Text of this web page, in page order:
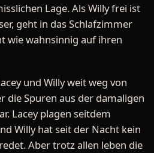
Lage. Als Willy frei ist
geht in das Schlafzimmer
wie wahnsinnig auf ihren
und Willy weit weg von
die Spuren aus der damaligen
Lacey plagen seitdem
Willy hat seit der Nacht kein
Aber trotz allen leben die